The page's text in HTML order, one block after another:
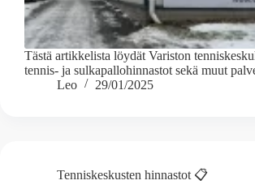
Tästä artikkelista löydät Variston
tennis- ja sulkapallohinnastot sekä muut
Leo
29/01/2025
Tenniskeskusten hinnastot 📋